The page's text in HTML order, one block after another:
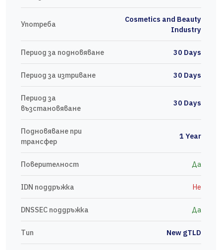
Употреба
Cosmetics and Beauty
Industry
Период за подновяване 30 Days
Период за изтриване 30 Days
Период за
възстановяване
30 Days
Подновяване при
трансфер
1 Year
Поверителност Да
IDN поддръжка Не
DNSSEC поддръжка Да
Тип New gTLD